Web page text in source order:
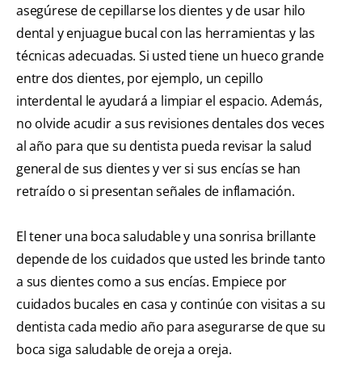
asegúrese de cepillarse los dientes y de usar hilo
dental y enjuague bucal con las herramientas y las
técnicas adecuadas. Si usted tiene un hueco grande
entre dos dientes, por ejemplo, un cepillo
interdental le ayudará a limpiar el espacio. Además,
no olvide acudir a sus revisiones dentales dos veces
al año para que su dentista pueda revisar la salud
general de sus dientes y ver si sus encías se han
retraído o si presentan señales de inflamación.
El tener una boca saludable y una sonrisa brillante
depende de los cuidados que usted les brinde tanto
a sus dientes como a sus encías. Empiece por
cuidados bucales en casa y continúe con visitas a su
dentista cada medio año para asegurarse de que su
boca siga saludable de oreja a oreja.